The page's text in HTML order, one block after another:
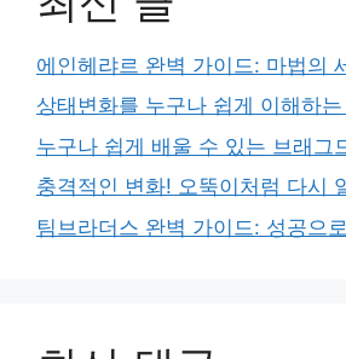
에인헤랴르 완벽 가이드: 마법의
상태변화를 누구나 쉽게 이해하는
누구나 쉽게 배울 수 있는 브래그
충격적인 변화! 오뚝이처럼 다시
팀브라더스 완벽 가이드: 성공으